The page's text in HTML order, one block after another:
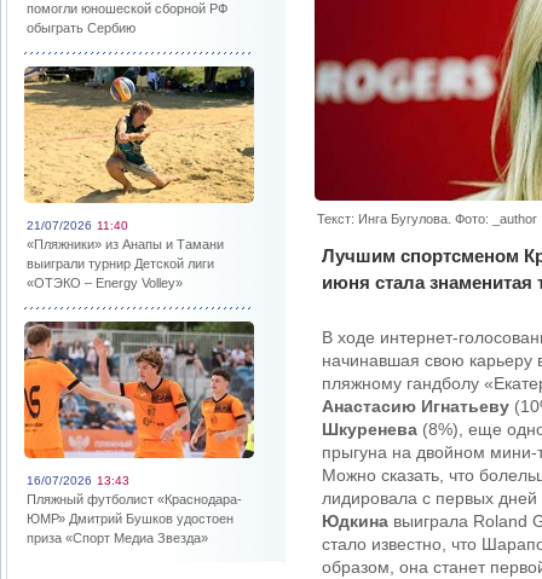
помогли юношеской сборной РФ
обыграть Сербию
21/07/2026 11:40
«Пляжники» из Анапы и Тамани
выиграли турнир Детской лиги
«ОТЭКО – Energy Volley»
16/07/2026 13:43
Пляжный футболист «Краснодара-
ЮМР» Дмитрий Бушков удостоен
приза «Спорт Медиа Звезда»
Текст: Инга Бугулова. Фото: _author
Лучшим спортсменом
июня стала
В ходе интернет-
начинавшая свою карьеру
пляжному гандболу
Анастасию Игнатьеву
Шкуренева (8%), еще
прыгуна на двойном
Можно сказать, что
лидировала с первых
Юдкина выиграла Roland
стало известно, что
образом, она станет